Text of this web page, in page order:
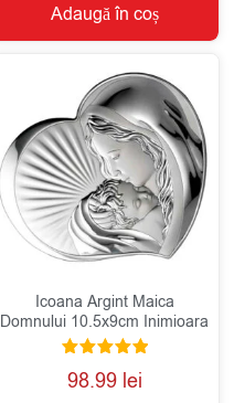
Adaugă în coș
Icoana Argint Maica
Domnului 10.5x9cm Inimioara
Evaluat la
5.00
98.99 lei